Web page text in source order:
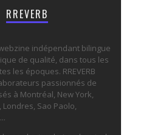
RREVERB
webzine indépendant bilingue
de qualité, dans tous les
les époques. RREVERB
passionnés de
à Montréal, New York,
Londres, Sao Paolo,